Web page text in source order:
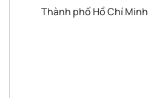
Thành phố Hồ Chí Minh